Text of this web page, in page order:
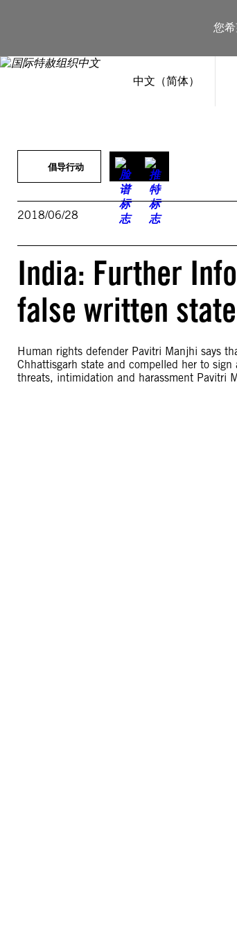
您
中文（简体）
倡导行动
2018/06/28
India: Further
false written
Human rights defender Pavitri Manjhi says
Chhattisgarh state and compelled her to
threats, intimidation and harassment Pavitri